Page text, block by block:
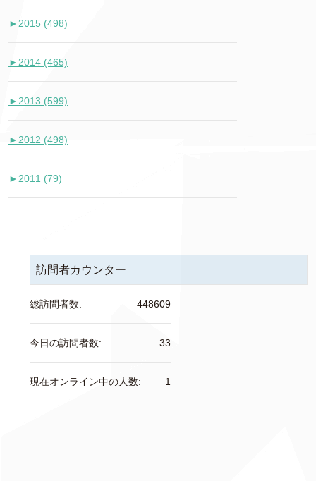
►2015 (498)
►2014 (465)
►2013 (599)
►2012 (498)
►2011 (79)
訪問者カウンター
448609
総訪問者数:
33
今日の訪問者数:
1
現在オンライン中の人数: